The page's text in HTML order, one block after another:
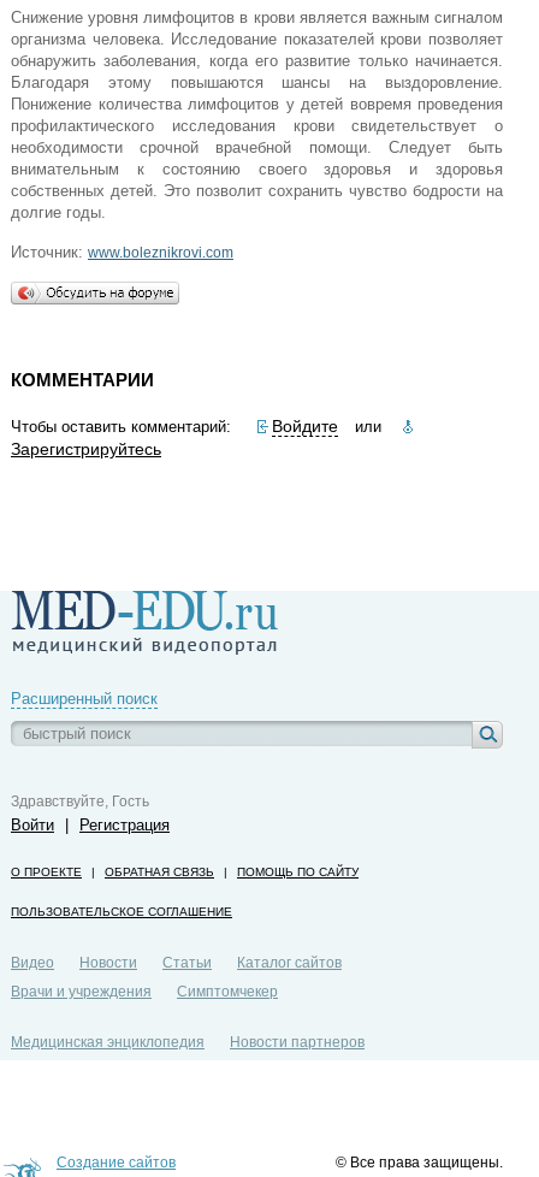
Снижение уровня лимфоцитов в крови является важным сигналом
организма человека. Исследование показателей крови позволяет
обнаружить заболевания, когда его развитие только начинается.
Благодаря этому повышаются шансы на выздоровление.
Понижение количества лимфоцитов у детей вовремя проведения
профилактического исследования крови свидетельствует о
необходимости срочной врачебной помощи. Следует быть
внимательным к состоянию своего здоровья и здоровья
собственных детей. Это позволит сохранить чувство бодрости на
долгие годы.
Источник: www.boleznikrovi.com
КОММЕНТАРИИ
Чтобы оставить комментарий: Войдите или
Зарегистрируйтесь
Расширенный поиск
Здравствуйте, Гость
Войти Регистрация
О ПРОЕКТЕ | ОБРАТНАЯ СВЯЗЬ | ПОМОЩЬ ПО САЙТУ
ПОЛЬЗОВАТЕЛЬСКОЕ СОГЛАШЕНИЕ
Видео Новости Статьи
Каталог сайтов
Врачи и учреждения
Симптомчекер
Медицинская энциклопедия
Новости партнеров
Создание сайтов
© Все права защищены.